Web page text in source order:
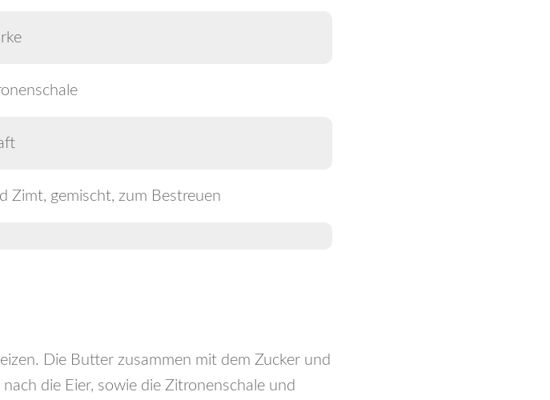
Zimt, gemischt, zum Bestreuen
Die Butter zusammen mit dem Zucker und
die Eier, sowie die Zitronenschale und